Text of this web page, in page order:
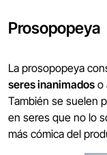
Prosopopeya
La prosopopeya
seres inanimados o
También se suelen
en seres que no lo
más cómica del